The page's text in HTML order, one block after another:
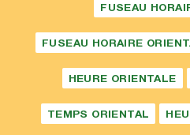
FUSEAU
FUSEAU HORAIRE
HEURE ORIENTALE
TEMPS ORIENTAL